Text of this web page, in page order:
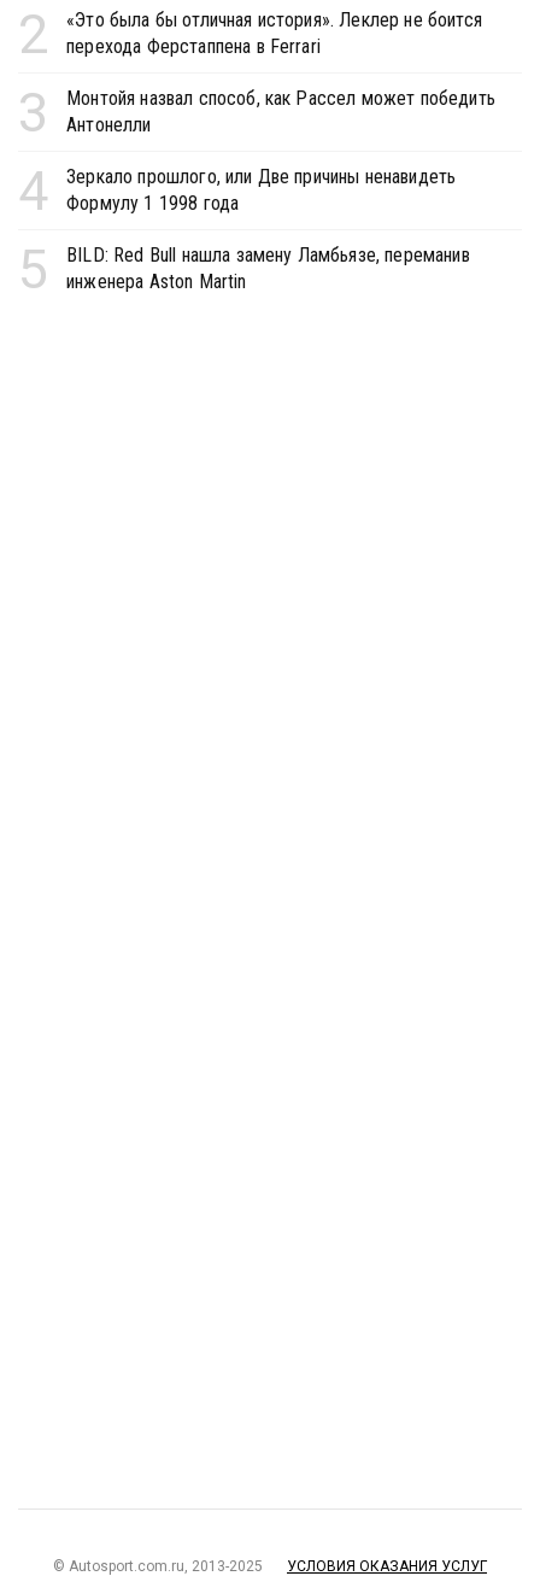
2
«Это была бы отличная история». Леклер не боится
перехода Ферстаппена в Ferrari
3
Монтойя назвал способ, как Рассел может победить
Антонелли
4
Зеркало прошлого, или Две причины ненавидеть
Формулу 1 1998 года
5
BILD: Red Bull нашла замену Ламбьязе, переманив
инженера Aston Martin
© Autosport.com.ru, 2013-2025 УСЛОВИЯ ОКАЗАНИЯ УСЛУГ